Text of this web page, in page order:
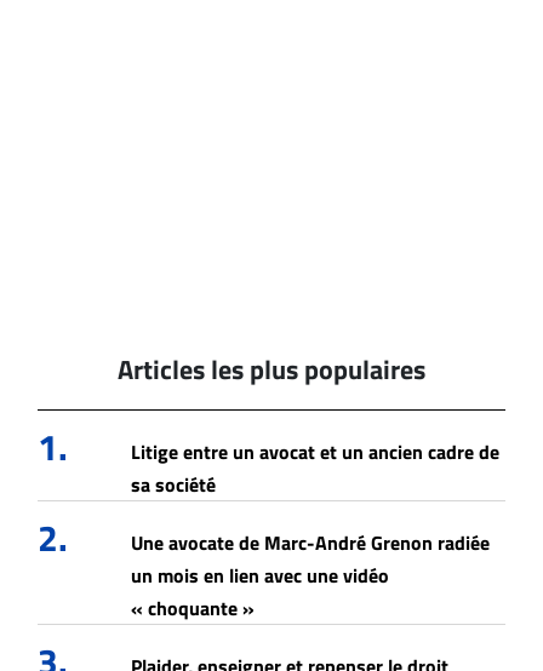
Articles les plus populaires
1.
Litige entre un avocat et un ancien cadre de
sa société
2.
Une avocate de Marc-André Grenon radiée
un mois en lien avec une vidéo
« choquante »